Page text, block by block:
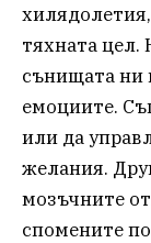
тяхната цел.
сънищата ни
емоциите.
или да
желания.
мозъчните
спомените